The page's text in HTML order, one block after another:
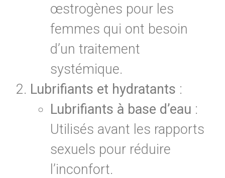
œstrogènes pour les
femmes qui ont besoin
d’un traitement
systémique.
Lubrifiants et hydratants :
Lubrifiants à base d’eau :
Utilisés avant les rapports
sexuels pour réduire
l’inconfort.